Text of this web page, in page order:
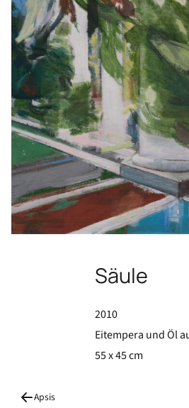
Säule
2010
Eitempera und Öl
55 x 45 cm
Apsis